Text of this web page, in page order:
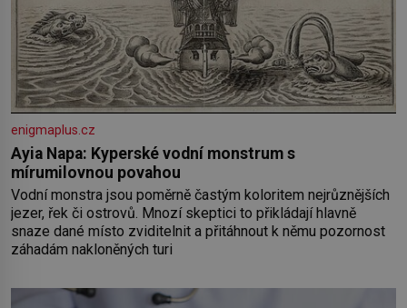
enigmaplus.cz
Ayia Napa: Kyperské vodní monstrum s
mírumilovnou povahou
Vodní monstra jsou poměrně častým koloritem nejrůznějších
jezer, řek či ostrovů. Mnozí skeptici to přikládají hlavně
snaze dané místo zviditelnit a přitáhnout k němu pozornost
záhadám nakloněných turi